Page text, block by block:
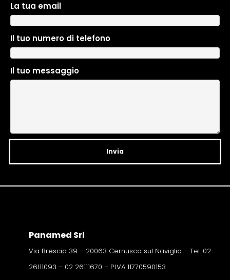
La tua email
Il tuo numero di telefono
Il tuo messaggio
A
l
e
n
a
:
Panamed Srl
Via Brescia 39 – 20063 Cernusco sul Naviglio – Tel. 02
26111093 – 02 26111670 – P.IVA 11770590153